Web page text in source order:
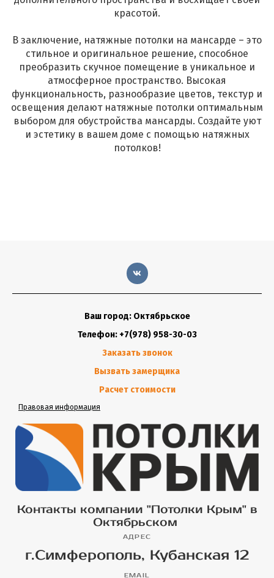
красотой.
В заключение, натяжные потолки на мансарде – это
стильное и оригинальное решение, способное
преобразить скучное помещение в уникальное и
атмосферное пространство. Высокая
функциональность, разнообразие цветов, текстур и
освещения делают натяжные потолки оптимальным
выбором для обустройства мансарды. Создайте уют
и эстетику в вашем доме с помощью натяжных
потолков!
Ваш город: Октябрьское
Телефон: +7(978) 958-30-03
Заказать звонок
Вызвать замерщика
Расчет стоимости
Правовая информация
Контакты компании "Потолки Крым" в
Октябрьском
АДРЕС
г.Симферополь, Кубанская 12
EMAIL